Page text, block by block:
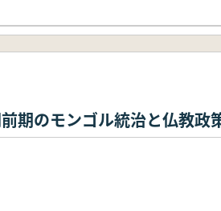
期のモンゴル統治と仏教政